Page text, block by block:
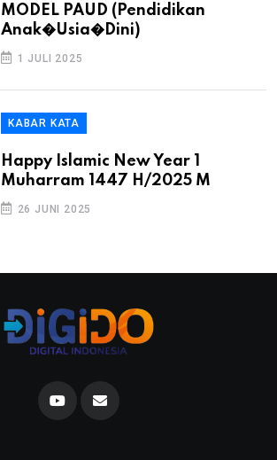
MODEL PAUD (Pendidikan
Anak�Usia�Dini)
1 JULI 2025
KABAR KATA
Happy Islamic New Year 1
Muharram 1447 H/2025 M
26 JUNI 2025